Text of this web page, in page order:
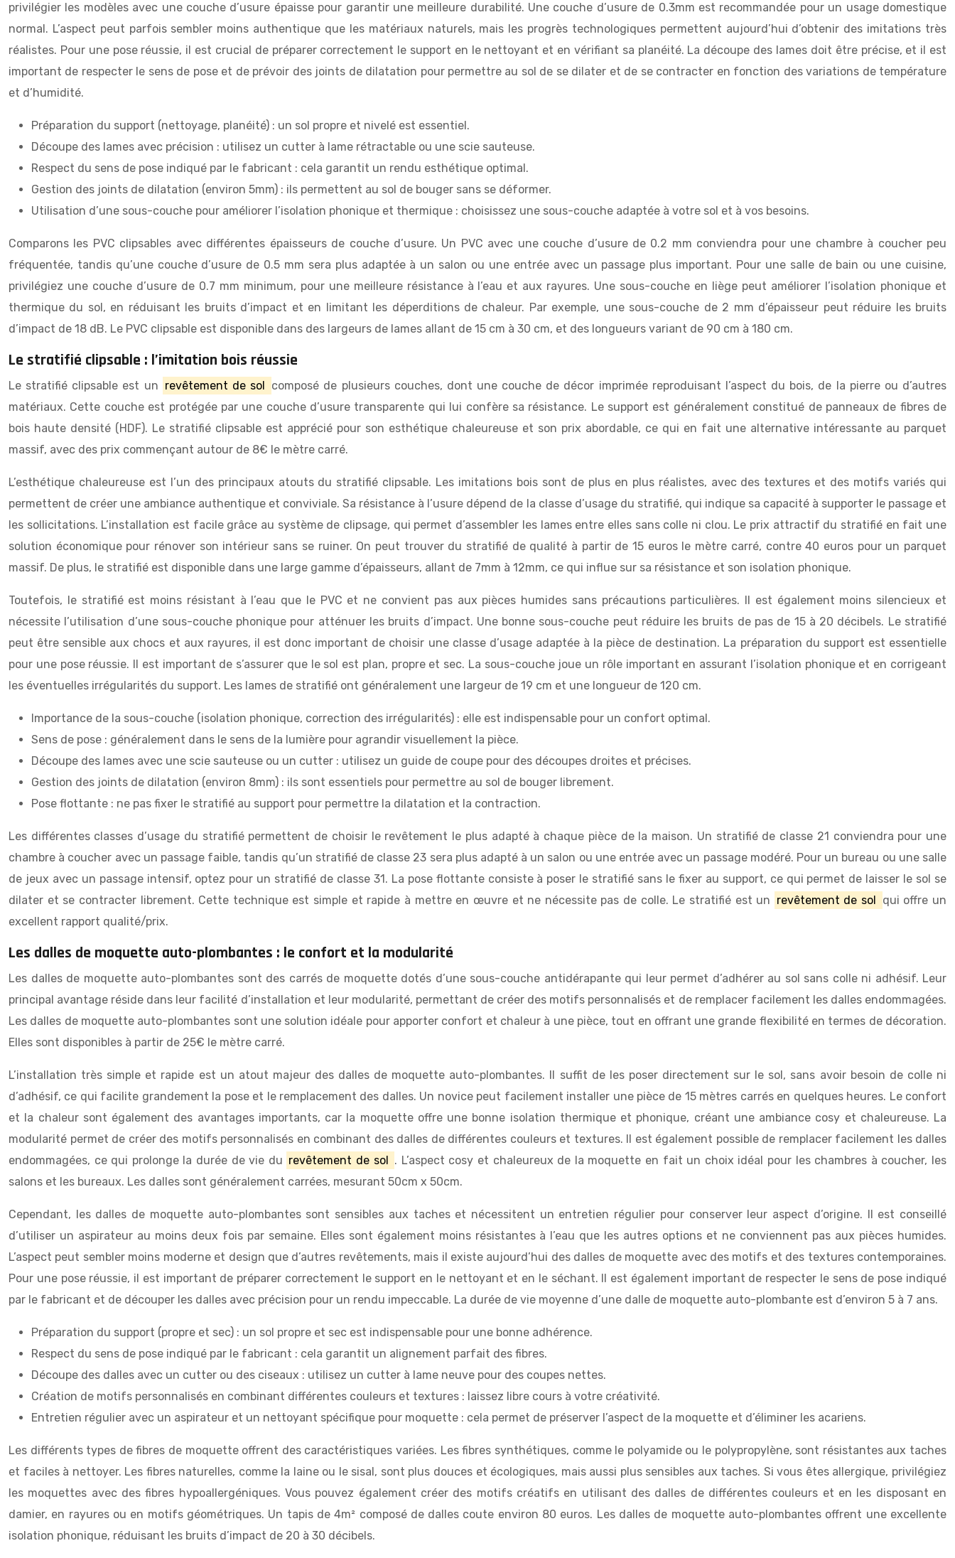
privilégier les modèles avec une couche d’usure épaisse pour garantir une meilleure durabilité. Une couche d’usure de 0.3mm est recommandée pour un usage domestique
normal. L’aspect peut parfois sembler moins authentique que les matériaux naturels, mais les progrès technologiques permettent aujourd’hui d’obtenir des imitations très
réalistes. Pour une pose réussie, il est crucial de préparer correctement le support en le nettoyant et en vérifiant sa planéité. La découpe des lames doit être précise, et il est
important de respecter le sens de pose et de prévoir des joints de dilatation pour permettre au sol de se dilater et de se contracter en fonction des variations de température
et d’humidité.
Préparation du support (nettoyage, planéité) : un sol propre et nivelé est essentiel.
Découpe des lames avec précision : utilisez un cutter à lame rétractable ou une scie sauteuse.
Respect du sens de pose indiqué par le fabricant : cela garantit un rendu esthétique optimal.
Gestion des joints de dilatation (environ 5mm) : ils permettent au sol de bouger sans se déformer.
Utilisation d’une sous-couche pour améliorer l’isolation phonique et thermique : choisissez une sous-couche adaptée à votre sol et à vos besoins.
Comparons les PVC clipsables avec différentes épaisseurs de couche d’usure. Un PVC avec une couche d’usure de 0.2 mm conviendra pour une chambre à coucher peu
fréquentée, tandis qu’une couche d’usure de 0.5 mm sera plus adaptée à un salon ou une entrée avec un passage plus important. Pour une salle de bain ou une cuisine,
privilégiez une couche d’usure de 0.7 mm minimum, pour une meilleure résistance à l’eau et aux rayures. Une sous-couche en liège peut améliorer l’isolation phonique et
thermique du sol, en réduisant les bruits d’impact et en limitant les déperditions de chaleur. Par exemple, une sous-couche de 2 mm d’épaisseur peut réduire les bruits
d’impact de 18 dB. Le PVC clipsable est disponible dans des largeurs de lames allant de 15 cm à 30 cm, et des longueurs variant de 90 cm à 180 cm.
Le stratifié clipsable : l’imitation bois réussie
Le stratifié clipsable est un revêtement de sol composé de plusieurs couches, dont une couche de décor imprimée reproduisant l’aspect du bois, de la pierre ou d’autres
matériaux. Cette couche est protégée par une couche d’usure transparente qui lui confère sa résistance. Le support est généralement constitué de panneaux de fibres de
bois haute densité (HDF). Le stratifié clipsable est apprécié pour son esthétique chaleureuse et son prix abordable, ce qui en fait une alternative intéressante au parquet
massif, avec des prix commençant autour de 8€ le mètre carré.
L’esthétique chaleureuse est l’un des principaux atouts du stratifié clipsable. Les imitations bois sont de plus en plus réalistes, avec des textures et des motifs variés qui
permettent de créer une ambiance authentique et conviviale. Sa résistance à l’usure dépend de la classe d’usage du stratifié, qui indique sa capacité à supporter le passage et
les sollicitations. L’installation est facile grâce au système de clipsage, qui permet d’assembler les lames entre elles sans colle ni clou. Le prix attractif du stratifié en fait une
solution économique pour rénover son intérieur sans se ruiner. On peut trouver du stratifié de qualité à partir de 15 euros le mètre carré, contre 40 euros pour un parquet
massif. De plus, le stratifié est disponible dans une large gamme d’épaisseurs, allant de 7mm à 12mm, ce qui influe sur sa résistance et son isolation phonique.
Toutefois, le stratifié est moins résistant à l’eau que le PVC et ne convient pas aux pièces humides sans précautions particulières. Il est également moins silencieux et
nécessite l’utilisation d’une sous-couche phonique pour atténuer les bruits d’impact. Une bonne sous-couche peut réduire les bruits de pas de 15 à 20 décibels. Le stratifié
peut être sensible aux chocs et aux rayures, il est donc important de choisir une classe d’usage adaptée à la pièce de destination. La préparation du support est essentielle
pour une pose réussie. Il est important de s’assurer que le sol est plan, propre et sec. La sous-couche joue un rôle important en assurant l’isolation phonique et en corrigeant
les éventuelles irrégularités du support. Les lames de stratifié ont généralement une largeur de 19 cm et une longueur de 120 cm.
Importance de la sous-couche (isolation phonique, correction des irrégularités) : elle est indispensable pour un confort optimal.
Sens de pose : généralement dans le sens de la lumière pour agrandir visuellement la pièce.
Découpe des lames avec une scie sauteuse ou un cutter : utilisez un guide de coupe pour des découpes droites et précises.
Gestion des joints de dilatation (environ 8mm) : ils sont essentiels pour permettre au sol de bouger librement.
Pose flottante : ne pas fixer le stratifié au support pour permettre la dilatation et la contraction.
Les différentes classes d’usage du stratifié permettent de choisir le revêtement le plus adapté à chaque pièce de la maison. Un stratifié de classe 21 conviendra pour une
chambre à coucher avec un passage faible, tandis qu’un stratifié de classe 23 sera plus adapté à un salon ou une entrée avec un passage modéré. Pour un bureau ou une salle
de jeux avec un passage intensif, optez pour un stratifié de classe 31. La pose flottante consiste à poser le stratifié sans le fixer au support, ce qui permet de laisser le sol se
dilater et se contracter librement. Cette technique est simple et rapide à mettre en œuvre et ne nécessite pas de colle. Le stratifié est un revêtement de sol qui offre un
excellent rapport qualité/prix.
Les dalles de moquette auto-plombantes : le confort et la modularité
Les dalles de moquette auto-plombantes sont des carrés de moquette dotés d’une sous-couche antidérapante qui leur permet d’adhérer au sol sans colle ni adhésif. Leur
principal avantage réside dans leur facilité d’installation et leur modularité, permettant de créer des motifs personnalisés et de remplacer facilement les dalles endommagées.
Les dalles de moquette auto-plombantes sont une solution idéale pour apporter confort et chaleur à une pièce, tout en offrant une grande flexibilité en termes de décoration.
Elles sont disponibles à partir de 25€ le mètre carré.
L’installation très simple et rapide est un atout majeur des dalles de moquette auto-plombantes. Il suffit de les poser directement sur le sol, sans avoir besoin de colle ni
d’adhésif, ce qui facilite grandement la pose et le remplacement des dalles. Un novice peut facilement installer une pièce de 15 mètres carrés en quelques heures. Le confort
et la chaleur sont également des avantages importants, car la moquette offre une bonne isolation thermique et phonique, créant une ambiance cosy et chaleureuse. La
modularité permet de créer des motifs personnalisés en combinant des dalles de différentes couleurs et textures. Il est également possible de remplacer facilement les dalles
endommagées, ce qui prolonge la durée de vie du revêtement de sol . L’aspect cosy et chaleureux de la moquette en fait un choix idéal pour les chambres à coucher, les
salons et les bureaux. Les dalles sont généralement carrées, mesurant 50cm x 50cm.
Cependant, les dalles de moquette auto-plombantes sont sensibles aux taches et nécessitent un entretien régulier pour conserver leur aspect d’origine. Il est conseillé
d’utiliser un aspirateur au moins deux fois par semaine. Elles sont également moins résistantes à l’eau que les autres options et ne conviennent pas aux pièces humides.
L’aspect peut sembler moins moderne et design que d’autres revêtements, mais il existe aujourd’hui des dalles de moquette avec des motifs et des textures contemporaines.
Pour une pose réussie, il est important de préparer correctement le support en le nettoyant et en le séchant. Il est également important de respecter le sens de pose indiqué
par le fabricant et de découper les dalles avec précision pour un rendu impeccable. La durée de vie moyenne d’une dalle de moquette auto-plombante est d’environ 5 à 7 ans.
Préparation du support (propre et sec) : un sol propre et sec est indispensable pour une bonne adhérence.
Respect du sens de pose indiqué par le fabricant : cela garantit un alignement parfait des fibres.
Découpe des dalles avec un cutter ou des ciseaux : utilisez un cutter à lame neuve pour des coupes nettes.
Création de motifs personnalisés en combinant différentes couleurs et textures : laissez libre cours à votre créativité.
Entretien régulier avec un aspirateur et un nettoyant spécifique pour moquette : cela permet de préserver l’aspect de la moquette et d’éliminer les acariens.
Les différents types de fibres de moquette offrent des caractéristiques variées. Les fibres synthétiques, comme le polyamide ou le polypropylène, sont résistantes aux taches
et faciles à nettoyer. Les fibres naturelles, comme la laine ou le sisal, sont plus douces et écologiques, mais aussi plus sensibles aux taches. Si vous êtes allergique, privilégiez
les moquettes avec des fibres hypoallergéniques. Vous pouvez également créer des motifs créatifs en utilisant des dalles de différentes couleurs et en les disposant en
damier, en rayures ou en motifs géométriques. Un tapis de 4m² composé de dalles coute environ 80 euros. Les dalles de moquette auto-plombantes offrent une excellente
isolation phonique, réduisant les bruits d’impact de 20 à 30 décibels.